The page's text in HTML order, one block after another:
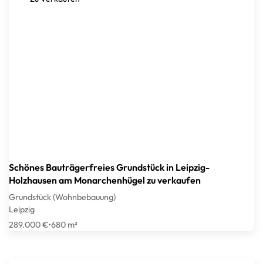
Schönes Bauträgerfreies Grundstück in Leipzig-
Holzhausen am Monarchenhügel zu verkaufen
Grundstück (Wohnbebauung)
Leipzig
289.000 €•680 m²